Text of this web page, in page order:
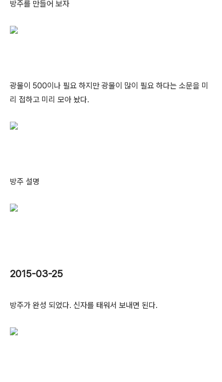
방주를 만들어 보자
광물이 500이나 필요 하지만 광물이 많이 필요 하다는 소문을 미
리 접하고 미리 모아 놨다.
방주 설명
2015-03-25
방주가 완성 되었다. 신자를 태워서 보내면 된다.